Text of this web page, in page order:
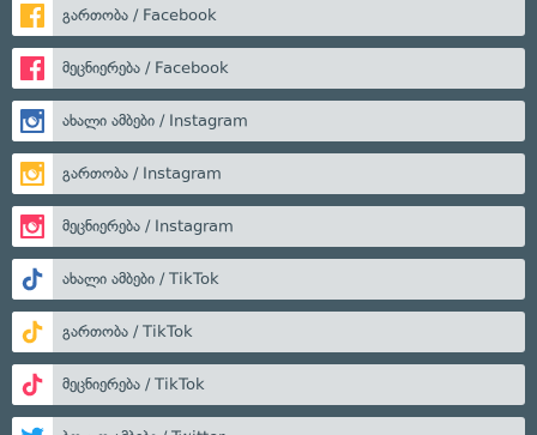
გართობა / Facebook
მეცნიერება / Facebook
ახალი ამბები / Instagram
გართობა / Instagram
მეცნიერება / Instagram
ახალი ამბები / TikTok
გართობა / TikTok
მეცნიერება / TikTok